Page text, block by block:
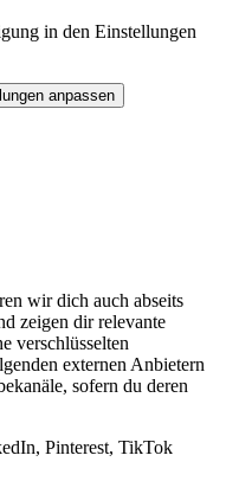
in den Einstellungen
anpassen
wir dich auch abseits
zeigen dir relevante
verschlüsselten
externen Anbietern
sofern du deren
Pinterest, TikTok